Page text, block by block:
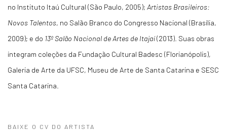
no Instituto Itaú Cultural (São Paulo, 2005); Artistas Brasileiros:
Novos Talentos, no Salão Branco do Congresso Nacional (Brasília,
2009); e do 13º Salão Nacional de Artes de Itajaí(2013). Suas obras
integram coleções da Fundação Cultural Badesc (Florianópolis),
Galeria de Arte da UFSC, Museu de Arte de Santa Catarina e SESC
Santa Catarina.
BAIXE O CV DO ARTISTA